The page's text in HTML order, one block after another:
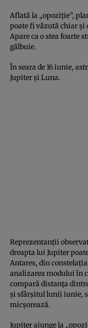
Aflată la „opoziţie”,
poate fi văzută chiar şi
Apare ca o stea foarte
gălbuie.
În seara de 16 iunie,
Jupiter şi Luna.
Reprezentanţii
dreapta lui Jupiter
Antares, din
analizarea modului în
compară distanţa
şi sfârşitul lunii iunie,
micşorează.
Jupiter ajunge la